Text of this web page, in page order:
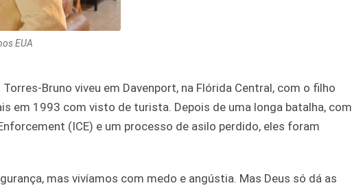
EUA
Bruno viveu em Davenport, na Flórida Central, com o filho
em 1993 com visto de turista. Depois de uma longa batalha, com
(ICE) e um processo de asilo perdido, eles foram
mas vivíamos com medo e angústia. Mas Deus só dá as